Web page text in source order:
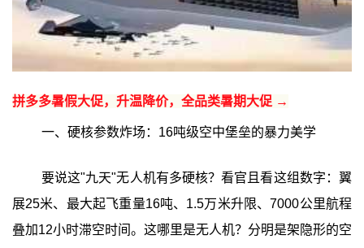
拼多多暑假大促，升温降价，全品类暑期大促 →
一、硬核参数炸场：16吨级空中堡垒的暴力美学
要说这"九天"无人机有多硬核？看官且看这组数字：翼
展25米、最大起飞重量16吨、1.5万米升限、7000公里航程
叠加12小时滞空时间。这哪里是无人机？分明是架隐形的空